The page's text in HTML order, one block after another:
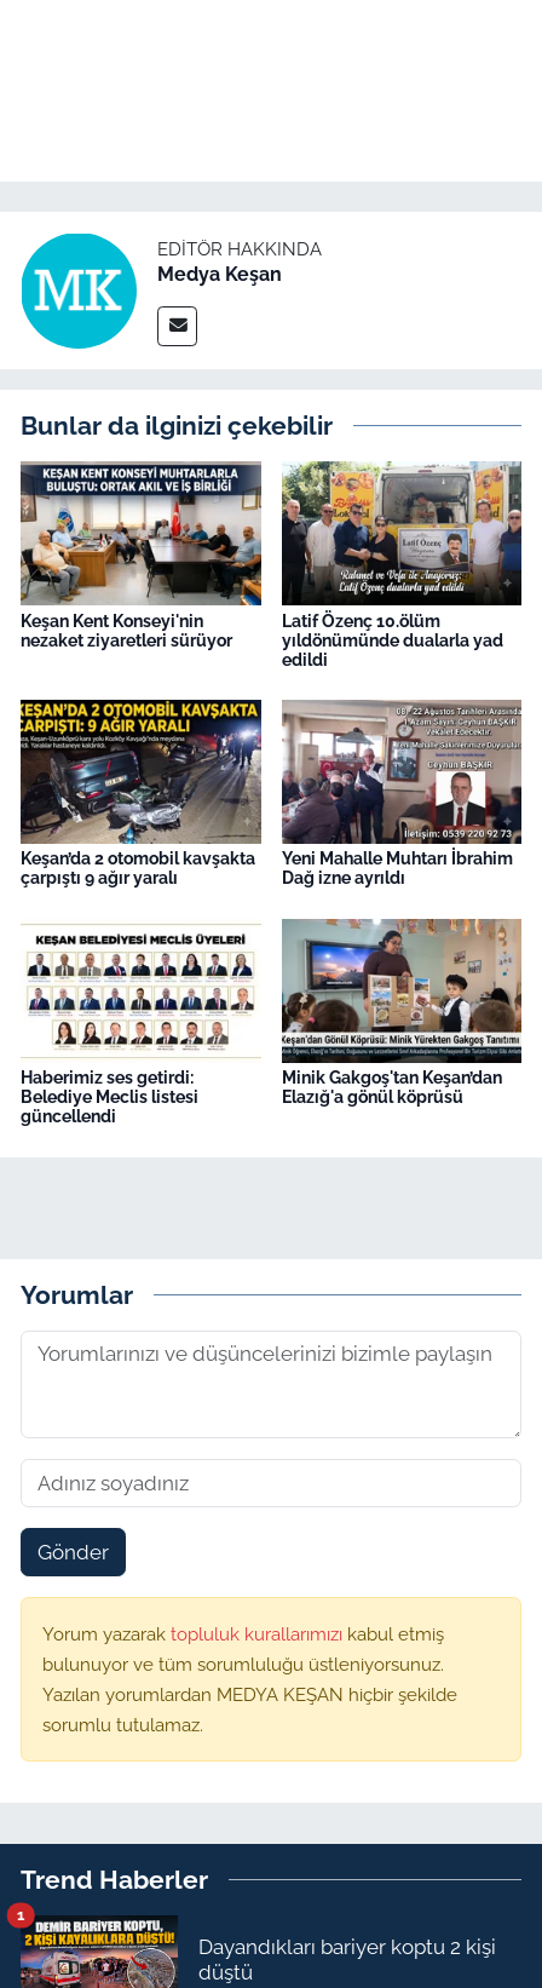
EDITÖR HAKKINDA
Medya Keşan
Bunlar da ilginizi çekebilir
Keşan Kent Konseyi'nin
nezaket ziyaretleri sürüyor
Latif Özenç 10.ölüm
yıldönümünde dualarla yad
edildi
Keşan’da 2 otomobil kavşakta
çarpıştı 9 ağır yaralı
Yeni Mahalle Muhtarı İbrahim
Dağ izne ayrıldı
Haberimiz ses getirdi:
Belediye Meclis listesi
güncellendi
Minik Gakgoş'tan Keşan’dan
Elazığ'a gönül köprüsü
Yorumlar
Gönder
Yorum yazarak topluluk kurallarımızı kabul etmiş
bulunuyor ve tüm sorumluluğu üstleniyorsunuz.
Yazılan yorumlardan MEDYA KEŞAN hiçbir şekilde
sorumlu tutulamaz.
Trend Haberler
Dayandıkları bariyer koptu 2 kişi
düştü
1
Bilim Teknoloji
English News
Finans
Genel-A
Gündem-Eğitim